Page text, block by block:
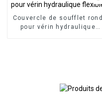
Couvercle de soufflet rond
pour vérin hydraulique